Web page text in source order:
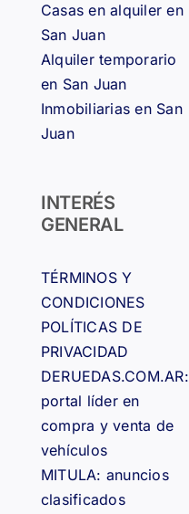
Casas en alquiler en
San Juan
Alquiler temporario
en San Juan
Inmobiliarias en San
Juan
INTERÉS
GENERAL
TÉRMINOS Y
CONDICIONES
POLÍTICAS DE
PRIVACIDAD
DERUEDAS.COM.AR:
portal líder en
compra y venta de
vehículos
MITULA: anuncios
clasificados